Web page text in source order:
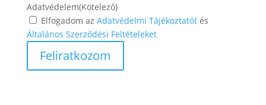
Adatvédelem(Kötelező)
Elfogadom az Adatvédelmi Tájékoztatótés
Általános Szerződési Feltételeket